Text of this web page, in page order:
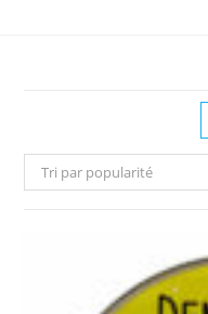
Tri par popularité